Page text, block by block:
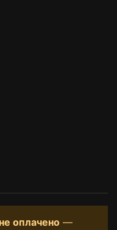
оплачено —